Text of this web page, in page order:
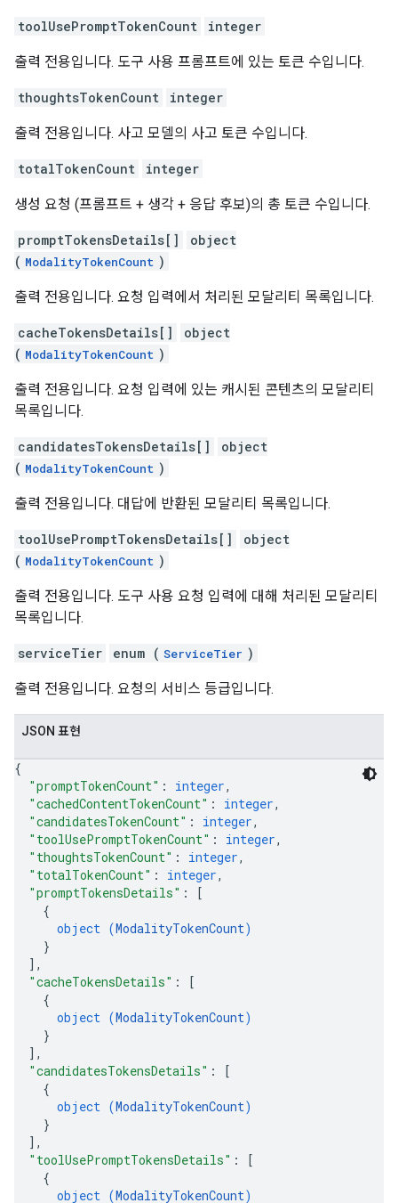
toolUsePromptTokenCount integer
출력 전용입니다. 도구 사용 프롬프트에 있는 토큰 수입니다.
thoughtsTokenCount integer
출력 전용입니다. 사고 모델의 사고 토큰 수입니다.
totalTokenCount integer
생성 요청 (프롬프트 + 생각 + 응답 후보)의 총 토큰 수입니다.
promptTokensDetails[]
object
( ModalityTokenCount )
출력 전용입니다. 요청 입력에서 처리된 모달리티 목록입니다.
cacheTokensDetails[]
object
( ModalityTokenCount )
출력 전용입니다. 요청 입력에 있는 캐시된 콘텐츠의 모달리티
목록입니다.
candidatesTokensDetails[]
object
( ModalityTokenCount )
출력 전용입니다. 대답에 반환된 모달리티 목록입니다.
toolUsePromptTokensDetails[]
object
( ModalityTokenCount )
출력 전용입니다. 도구 사용 요청 입력에 대해 처리된 모달리티
목록입니다.
serviceTier enum ( ServiceTier )
출력 전용입니다. 요청의 서비스 등급입니다.
JSON 표현
{
"promptTokenCount" : integer,
"cachedContentTokenCount" : integer,
"candidatesTokenCount" : integer,
"toolUsePromptTokenCount" : integer,
"thoughtsTokenCount" : integer,
"totalTokenCount" : integer,
"promptTokensDetails" :
[
{
object (ModalityTokenCount)
}
] ,
"cacheTokensDetails" :
[
{
object (ModalityTokenCount)
}
] ,
"candidatesTokensDetails" :
[
{
object (ModalityTokenCount)
}
] ,
"toolUsePromptTokensDetails" :
[
{
object (ModalityTokenCount)